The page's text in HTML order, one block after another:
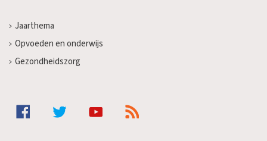
Jaarthema
Opvoeden en onderwijs
Gezondheidszorg